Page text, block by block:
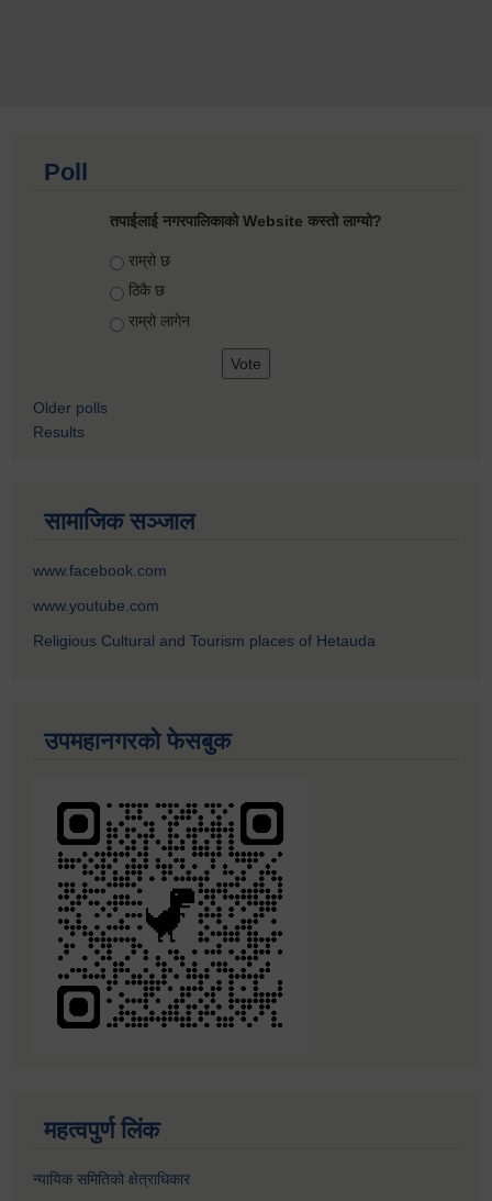
Poll
तपाईलाई नगरपालिकाको Website कस्तो लाग्यो?
Choices
राम्रो छ
ठिकै छ
राम्रो लागेन
Older polls
Results
सामाजिक सञ्जाल
www.facebook.com
www.youtube.com
Religious Cultural and Tourism places of Hetauda
उपमहानगरको फेसबुक
महत्वपुर्ण लिंक
न्यायिक समितिको क्षेत्राधिकार